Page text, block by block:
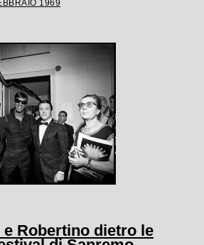
1969
Robertino dietro le